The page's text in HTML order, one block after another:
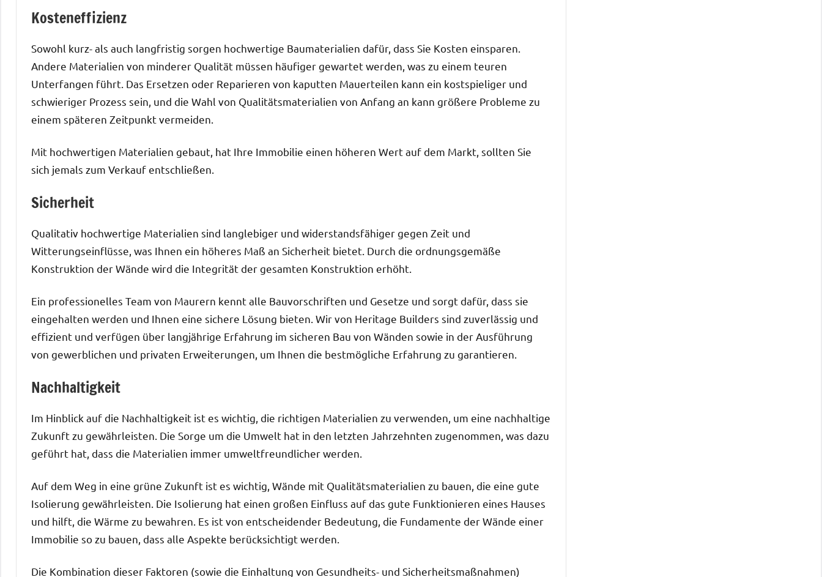
Kosteneffizienz
Sowohl kurz- als auch langfristig sorgen hochwertige Baumaterialien dafür, dass Sie Kosten einsparen.
Andere Materialien von minderer Qualität müssen häufiger gewartet werden, was zu einem teuren
Unterfangen führt. Das Ersetzen oder Reparieren von kaputten Mauerteilen kann ein kostspieliger und
schwieriger Prozess sein, und die Wahl von Qualitätsmaterialien von Anfang an kann größere Probleme zu
einem späteren Zeitpunkt vermeiden.
Mit hochwertigen Materialien gebaut, hat Ihre Immobilie einen höheren Wert auf dem Markt, sollten Sie
sich jemals zum Verkauf entschließen.
Sicherheit
Qualitativ hochwertige Materialien sind langlebiger und widerstandsfähiger gegen Zeit und
Witterungseinflüsse, was Ihnen ein höheres Maß an Sicherheit bietet. Durch die ordnungsgemäße
Konstruktion der Wände wird die Integrität der gesamten Konstruktion erhöht.
Ein professionelles Team von Maurern kennt alle Bauvorschriften und Gesetze und sorgt dafür, dass sie
eingehalten werden und Ihnen eine sichere Lösung bieten. Wir von Heritage Builders sind zuverlässig und
effizient und verfügen über langjährige Erfahrung im sicheren Bau von Wänden sowie in der Ausführung
von gewerblichen und privaten Erweiterungen, um Ihnen die bestmögliche Erfahrung zu garantieren.
Nachhaltigkeit
Im Hinblick auf die Nachhaltigkeit ist es wichtig, die richtigen Materialien zu verwenden, um eine nachhaltige
Zukunft zu gewährleisten. Die Sorge um die Umwelt hat in den letzten Jahrzehnten zugenommen, was dazu
geführt hat, dass die Materialien immer umweltfreundlicher werden.
Auf dem Weg in eine grüne Zukunft ist es wichtig, Wände mit Qualitätsmaterialien zu bauen, die eine gute
Isolierung gewährleisten. Die Isolierung hat einen großen Einfluss auf das gute Funktionieren eines Hauses
und hilft, die Wärme zu bewahren. Es ist von entscheidender Bedeutung, die Fundamente der Wände einer
Immobilie so zu bauen, dass alle Aspekte berücksichtigt werden.
Die Kombination dieser Faktoren (sowie die Einhaltung von Gesundheits- und Sicherheitsmaßnahmen)